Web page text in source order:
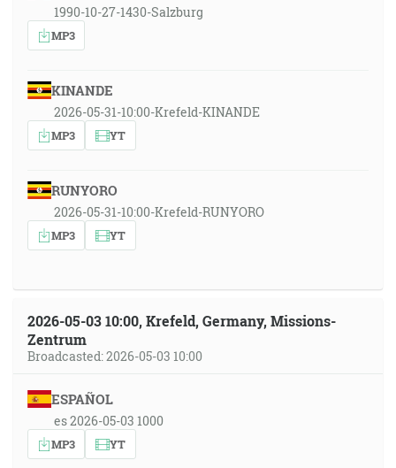
1990-10-27-1430-Salzburg
MP3
KINANDE
2026-05-31-10:00-Krefeld-KINANDE
MP3 YT
RUNYORO
2026-05-31-10:00-Krefeld-RUNYORO
MP3 YT
2026-05-03 10:00, Krefeld, Germany, Missions-
Zentrum
Broadcasted: 2026-05-03 10:00
ESPAÑOL
es 2026-05-03 1000
MP3 YT